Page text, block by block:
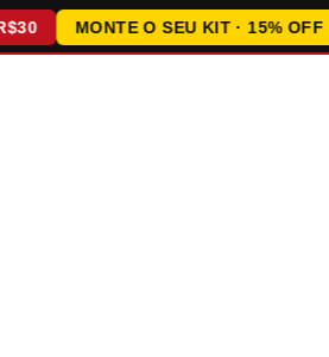
MONTE O SEU KIT · 15% OFF